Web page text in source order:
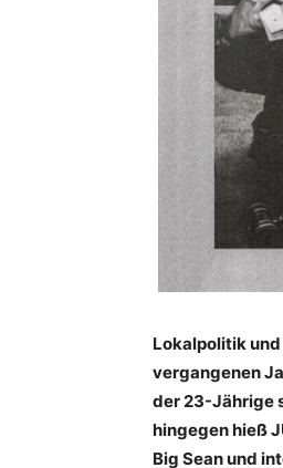
Lokalpolitik
vergangenen
der 23-Jährige
hingegen hieß
Big Sean und